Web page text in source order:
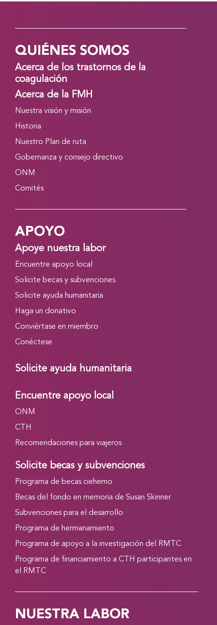
QUIÉNES SOMOS
Acerca de los trastornos de la
coagulación
Acerca de la FMH
Nuestra visión y misión
Historia
Nuestro Plan de ruta
Gobernanza y consejo directivo
ONM
Comités
APOYO
Apoye nuestra labor
Encuentre apoyo local
Solicite becas y subvenciones
Solicite ayuda humanitaria
Haga un donativo
Conviértase en miembro
Conéctese
Solicite ayuda humanitaria
Encuentre apoyo local
ONM
CTH
Recomendaciones para viajeros
Solicite becas y subvenciones
Programa de becas ciehemo
Becas del fondo en memoria de Susan Skinner
Subvenciones para el desarrollo
Programa de hermanamiento
Programa de apoyo a la investigación del RMTC
Programa de financiamiento a CTH participantes en
el RMTC
NUESTRA LABOR